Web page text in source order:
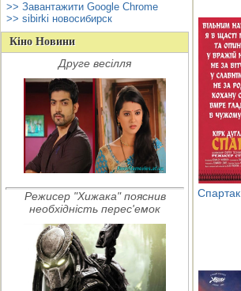
>> Завантажити Google Chrome
>> sibirki новосибирск
Кіно Новини
Друге весілля
Режисер "Хижака" пояснив
необхідність перес'емок
Спартак